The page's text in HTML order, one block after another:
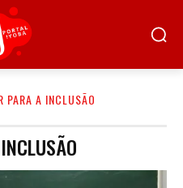
PARA A INCLUSÃO